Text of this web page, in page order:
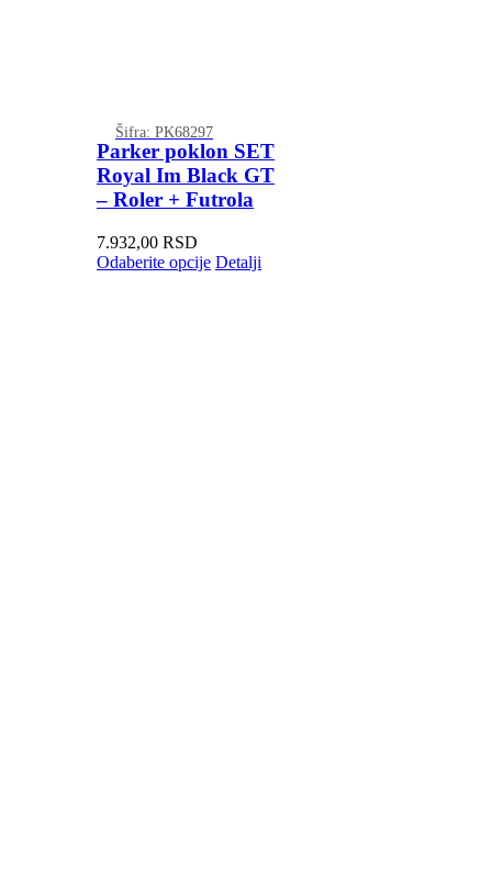
Šifra: PK68297
Parker poklon SET
Royal Im Black GT
– Roler + Futrola
7.932,00 RSD
Odaberite opcije Detalji